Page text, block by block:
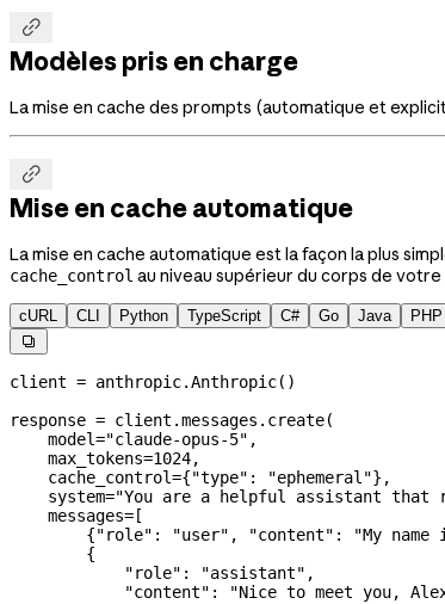

Modèles pris en charge
La mise en cache des prompts (automatique et

Mise en cache automatique
La mise en cache automatique est la façon la plus
cache_control au niveau supérieur du corps de
cURL CLI Python TypeScript C# Go Java PHP

client = anthropic.Anthropic()
response = client.messages.create(
    model
="claude-opus-5" ,
    max_tokens
=1024,
    cache_control
={"type" : "ephemeral"},
    system
="You are a helpful assistant that
    messages
= [
        {
"role" : "user" , "content" : "My
        {
            "role"
: "assistant" ,
            "content"
: "Nice to meet you,